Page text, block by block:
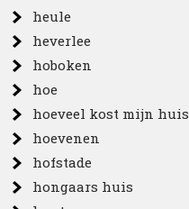
heule
heverlee
hoboken
hoe
hoeveel kost mijn huis
hoevenen
hofstade
hongaars huis